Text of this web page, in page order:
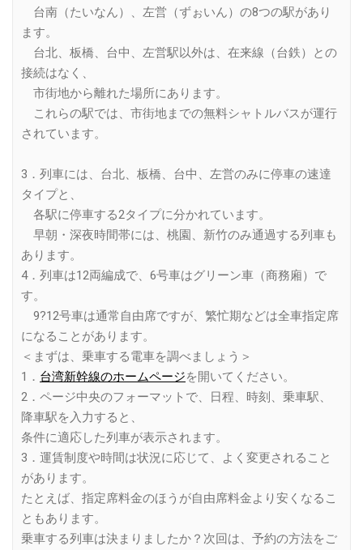
台南（たいなん）、左営（ずぉいん）の8つの駅があり
ます。
台北、板橋、台中、左営駅以外は、在来線（台鉄）との
接続はなく、
市街地から離れた場所にあります。
これらの駅では、市街地までの無料シャトルバスが運行
されています。
3．列車には、台北、板橋、台中、左営のみに停車の速達
タイプと、
各駅に停車する2タイプに分かれています。
早朝・深夜時間帯には、桃園、新竹のみ通過する列車も
あります。
4．列車は12両編成で、6号車はグリーン車（商務廂）で
す。
9?12号車は通常自由席ですが、繁忙期などは全車指定席
になることがあります。
＜まずは、乗車する電車を調べましょう＞
1． 台湾新幹線のホームページを開いてください。
2．ページ中央のフォーマットで、日程、時刻、乗車駅、
降車駅を入力すると、
条件に適応した列車が表示されます。
3．運賃制度や時間は状況に応じて、よく変更されること
があります。
たとえば、指定席料金のほうが自由席料金より安くなるこ
ともあります。
乗車する列車は決まりましたか？次回は、予約の方法をご